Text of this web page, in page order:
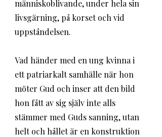
människoblivande, under hela sin
livsgärning, på korset och vid
uppståndelsen.
Vad händer med en ung kvinna i
ett patriarkalt samhälle när hon
möter Gud och inser att den bild
hon fått av sig själv inte alls
stämmer med Guds sanning, utan
helt och hållet är en konstruktion